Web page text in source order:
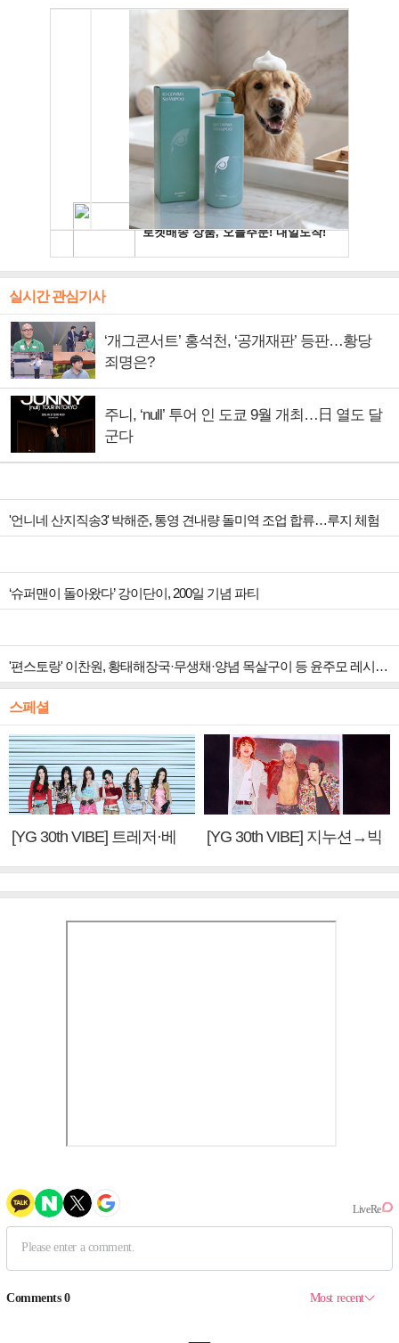
실시간 관심기사
‘개그콘서트’ 홍석천, ‘공개재판’ 등판…황당
죄명은?
주니, ‘null’ 투어 인 도쿄 9월 개최…日 열도 달
군다
'언니네 산지직송3' 박해준, 통영 견내량 돌미역 조업 합류…루지 체험
‘슈퍼맨이 돌아왔다’ 강이단이, 200일 기념 파티
'편스토랑' 이찬원, 황태해장국·무생채·양념 목살구이 등 윤주모 레시피 섭렵
스페셜
[YG 30th VIBE] 트레저·베
[YG 30th VIBE] 지누션→빅